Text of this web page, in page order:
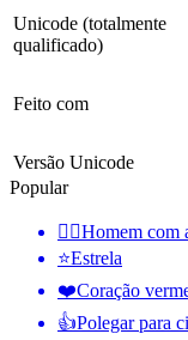
Unicode (totalmente
qualificado)
Feito com
Versão Unicode
Popular
🤦‍♂️Homem com
⭐Estrela
❤️Coração
👍Polegar para